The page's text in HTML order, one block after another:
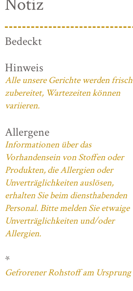
Notiz
Bedeckt
Hinweis
Alle unsere Gerichte werden frisch
zubereitet, Wartezeiten können
variieren.
Allergene
Informationen über das
Vorhandensein von Stoffen oder
Produkten, die Allergien oder
Unverträglichkeiten auslösen,
erhalten Sie beim diensthabenden
Personal. Bitte melden Sie etwaige
Unverträglichkeiten und/oder
Allergien.
*
Gefrorener Rohstoff am Ursprung